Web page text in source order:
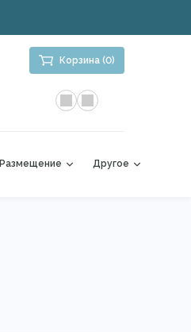
Корзина (0)
Размещение Другое